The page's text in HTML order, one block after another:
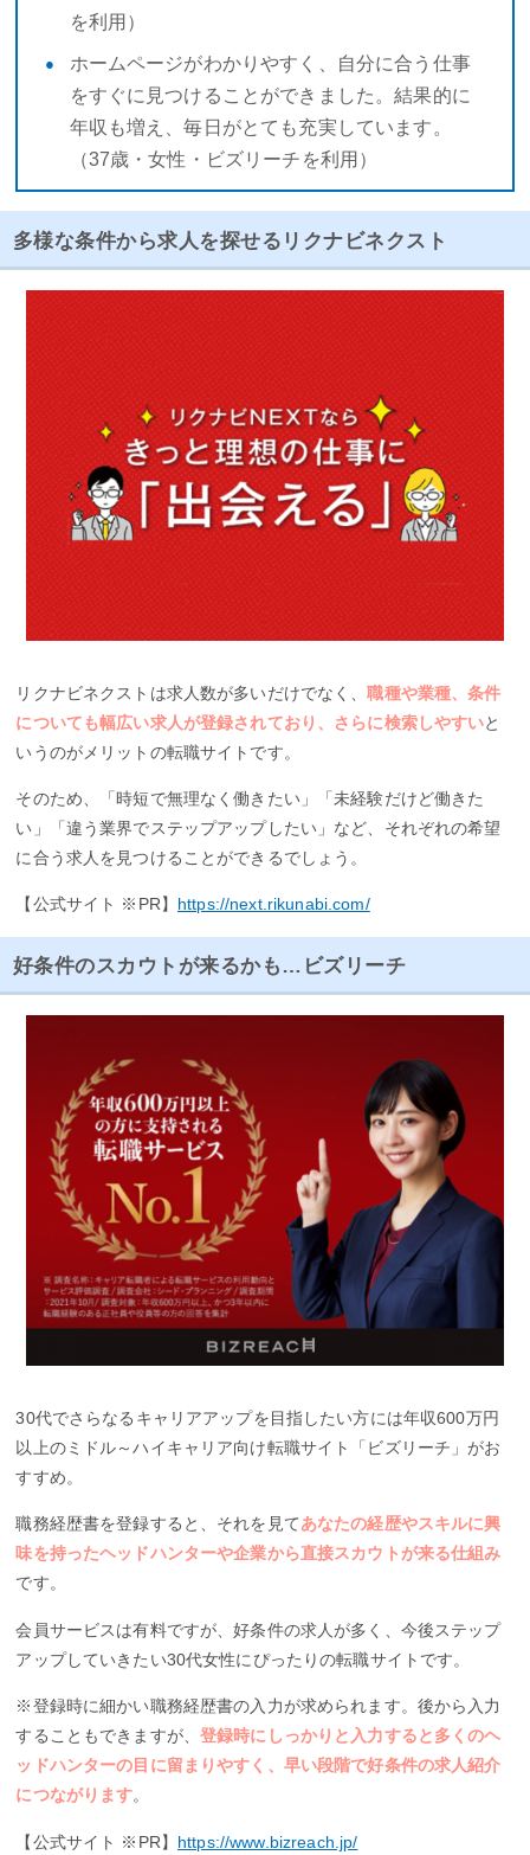
を利用）
ホームページがわかりやすく、自分に合う仕事
をすぐに見つけることができました。結果的に
年収も増え、毎日がとても充実しています。
（37歳・女性・ビズリーチを利用）
多様な条件から求人を探せるリクナビネクスト
リクナビネクストは求人数が多いだけでなく、職種や業種、条件
についても幅広い求人が登録されており、さらに検索しやすいと
いうのがメリットの転職サイトです。
そのため、「時短で無理なく働きたい」「未経験だけど働きた
い」「違う業界でステップアップしたい」など、それぞれの希望
に合う求人を見つけることができるでしょう。
【公式サイト ※PR】 https://next.rikunabi.com/
好条件のスカウトが来るかも…ビズリーチ
30代でさらなるキャリアアップを目指したい方には年収600万円
以上のミドル～ハイキャリア向け転職サイト「ビズリーチ」がお
すすめ。
職務経歴書を登録すると、それを見てあなたの経歴やスキルに興
味を持ったヘッドハンターや企業から直接スカウトが来る仕組み
です。
会員サービスは有料ですが、好条件の求人が多く、今後ステップ
アップしていきたい30代女性にぴったりの転職サイトです。
※登録時に細かい職務経歴書の入力が求められます。後から入力
することもできますが、登録時にしっかりと入力すると多くのヘ
ッドハンターの目に留まりやすく、早い段階で好条件の求人紹介
につながります。
【公式サイト ※PR】 https://www.bizreach.jp/